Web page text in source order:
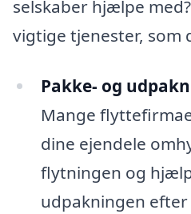
selskaber hjælpe
vigtige tjenester, som
Pakke- og
Mange
dine ejendele
flytningen og
udpakningen